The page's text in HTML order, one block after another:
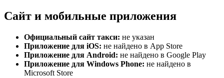
Сайт и мобильные приложения
Официальный сайт такси: не указан
Приложение для iOS: не найдено в App Store
Приложение для Android: не найдено в Google Play
Приложение для Windows Phone: не найдено в
Microsoft Store